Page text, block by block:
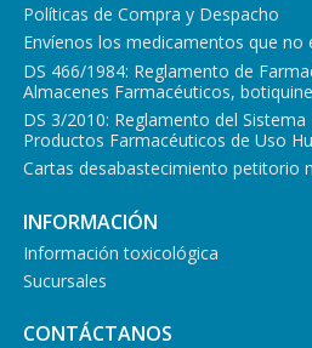
Políticas de Compra y Despacho
Envíenos los medicamentos que no
DS 466/1984: Reglamento de
Almacenes Farmacéuticos,
DS 3/2010: Reglamento del
Productos Farmacéuticos de Uso
Cartas desabastecimiento petitorio
INFORMACIÓN
Información toxicológica
Sucursales
CONTÁCTANOS